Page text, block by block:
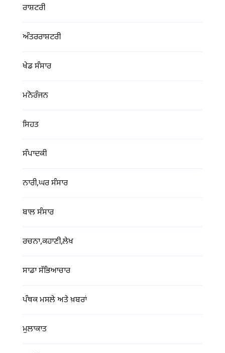
ਰਾਸ਼ਟਰੀ
ਅੰਤਰਰਾਸ਼ਟਰੀ
ਖੇਡ ਸੰਸਾਰ
ਮਨੋਰੰਜਨ
ਸਿਹਤ
ਸੰਪਾਦਕੀ
ਨਾਰੀ,ਘਰ ਸੰਸਾਰ
ਬਾਲ ਸੰਸਾਰ
ਰਚਨਾ,ਕਹਾਣੀ,ਲੇਖ
ਸਾਡਾ ਸੱਭਿਆਚਾਰ
ਪੰਥਕ ਮਸਲੇ ਅਤੇ ਖ਼ਬਰਾਂ
ਮੁਲਾਕਾਤ